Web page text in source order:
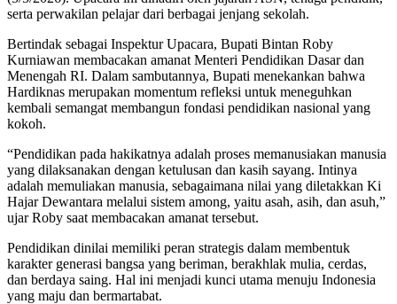
serta perwakilan pelajar dari berbagai jenjang sekolah.
Bertindak sebagai Inspektur Upacara, Bupati Bintan Roby
Kurniawan membacakan amanat Menteri Pendidikan Dasar dan
Menengah RI. Dalam sambutannya, Bupati menekankan bahwa
Hardiknas merupakan momentum refleksi untuk meneguhkan
kembali semangat membangun fondasi pendidikan nasional yang
kokoh.
“Pendidikan pada hakikatnya adalah proses memanusiakan manusia
yang dilaksanakan dengan ketulusan dan kasih sayang. Intinya
adalah memuliakan manusia, sebagaimana nilai yang diletakkan Ki
Hajar Dewantara melalui sistem among, yaitu asah, asih, dan asuh,”
ujar Roby saat membacakan amanat tersebut.
Pendidikan dinilai memiliki peran strategis dalam membentuk
karakter generasi bangsa yang beriman, berakhlak mulia, cerdas,
dan berdaya saing. Hal ini menjadi kunci utama menuju Indonesia
yang maju dan bermartabat.